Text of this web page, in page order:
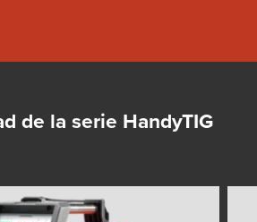
de la serie HandyTIG